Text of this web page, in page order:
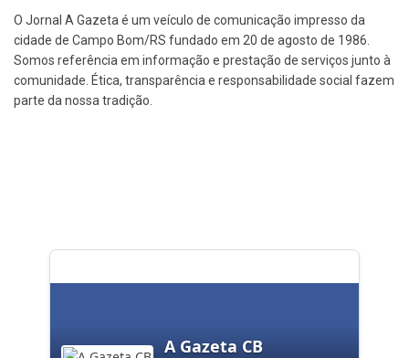
O Jornal A Gazeta é um veículo de comunicação impresso da
cidade de Campo Bom/RS fundado em 20 de agosto de 1986.
Somos referência em informação e prestação de serviços junto à
comunidade. Ética, transparência e responsabilidade social fazem
parte da nossa tradição.
A Gazeta CB